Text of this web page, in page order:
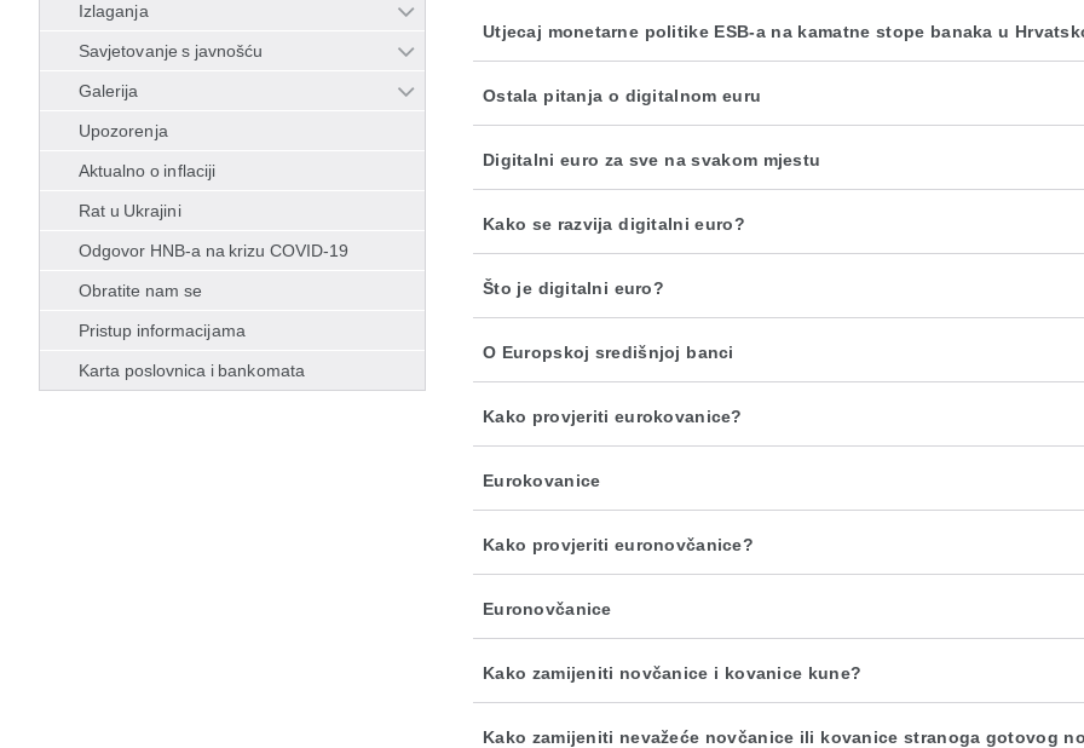
Izlaganja
Savjetovanje s javnošću
Galerija
Upozorenja
Aktualno o inflaciji
Rat u Ukrajini
Odgovor HNB-a na krizu COVID-19
Obratite nam se
Pristup informacijama
Karta poslovnica i bankomata
Utjecaj monetarne politike ESB-a na kamatne stope banaka u
Ostala pitanja o digitalnom euru
Digitalni euro za sve na svakom mjestu
Kako se razvija digitalni euro?
Što je digitalni euro?
O Europskoj središnjoj banci
Kako provjeriti eurokovanice?
Eurokovanice
Kako provjeriti euronovčanice?
Euronovčanice
Kako zamijeniti novčanice i kovanice kune?
Kako zamijeniti nevažeće novčanice ili kovanice stranoga gotovog